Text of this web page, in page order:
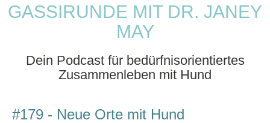
GASSIRUNDE MIT DR. JANEY
MAY
Dein Podcast für bedürfnisorientiertes
Zusammenleben mit Hund
#179 - Neue Orte mit Hund